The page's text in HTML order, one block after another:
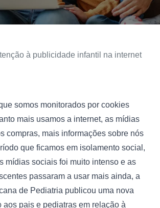
à publicidade infantil na internet
somos monitorados por cookies
mais usamos a internet, as mídias
compras, mais informações sobre nós
que ficamos em isolamento social,
mídias sociais foi muito intenso e as
de Pediatria publicou uma nova
aos pais e pediatras em relação à